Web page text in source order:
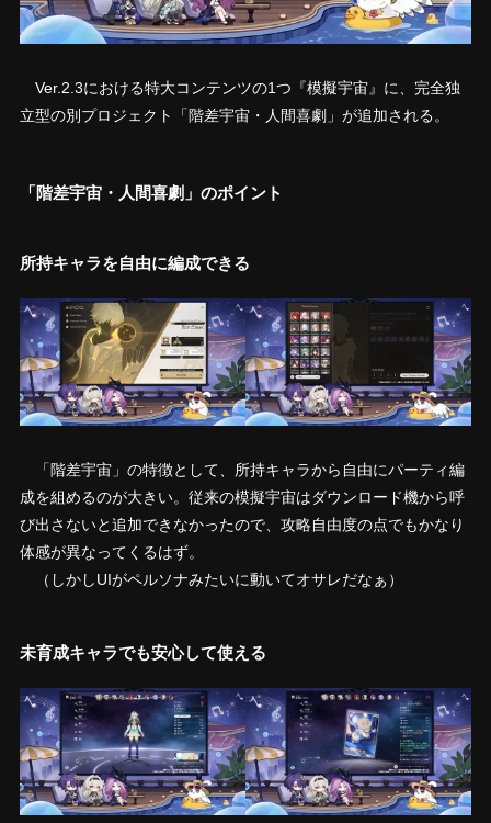
Ver.2.3における特大コンテンツの1つ『模擬宇宙』に、完全独
立型の別プロジェクト「階差宇宙・人間喜劇」が追加される。
「階差宇宙・人間喜劇」のポイント
所持キャラを自由に編成できる
「階差宇宙」の特徴として、所持キャラから自由にパーティ編
成を組めるのが大きい。従来の模擬宇宙はダウンロード機から呼
び出さないと追加できなかったので、攻略自由度の点でもかなり
体感が異なってくるはず。
（しかしUIがペルソナみたいに動いてオサレだなぁ）
未育成キャラでも安心して使える